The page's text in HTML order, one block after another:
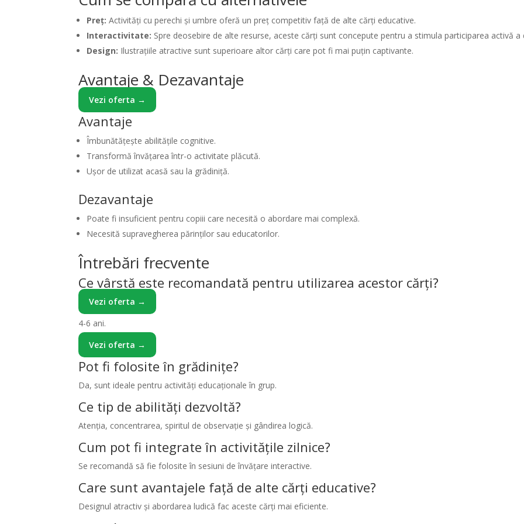
Preț: Activități cu perechi și umbre oferă un preț competitiv față de alte cărți educative.
Interactivitate: Spre deosebire de alte resurse, aceste cărți sunt concepute pentru a stimula participarea activă a
Design: Ilustrațiile atractive sunt superioare altor cărți care pot fi mai puțin captivante.
Avantaje & Dezavantaje
Vezi oferta →
Avantaje
Îmbunătățește abilitățile cognitive.
Transformă învățarea într-o activitate plăcută.
Ușor de utilizat acasă sau la grădiniță.
Dezavantaje
Poate fi insuficient pentru copiii care necesită o abordare mai complexă.
Necesită supravegherea părinților sau educatorilor.
Întrebări frecvente
Ce vârstă este recomandată pentru utilizarea acestor cărți?
Vezi oferta →
4-6 ani.
Vezi oferta →
Pot fi folosite în grădinițe?
Da, sunt ideale pentru activități educaționale în grup.
Ce tip de abilități dezvoltă?
Atenția, concentrarea, spiritul de observație și gândirea logică.
Cum pot fi integrate în activitățile zilnice?
Se recomandă să fie folosite în sesiuni de învățare interactive.
Care sunt avantajele față de alte cărți educative?
Designul atractiv și abordarea ludică fac aceste cărți mai eficiente.